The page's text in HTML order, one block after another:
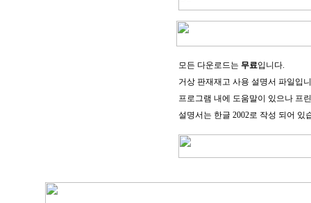
모든 다운로드는 무료입니다.
거상 판재재고 사용 설명서 파일입
프로그램 내에 도움말이 있으나 프
설명서는 한글 2002로 작성 되어 있